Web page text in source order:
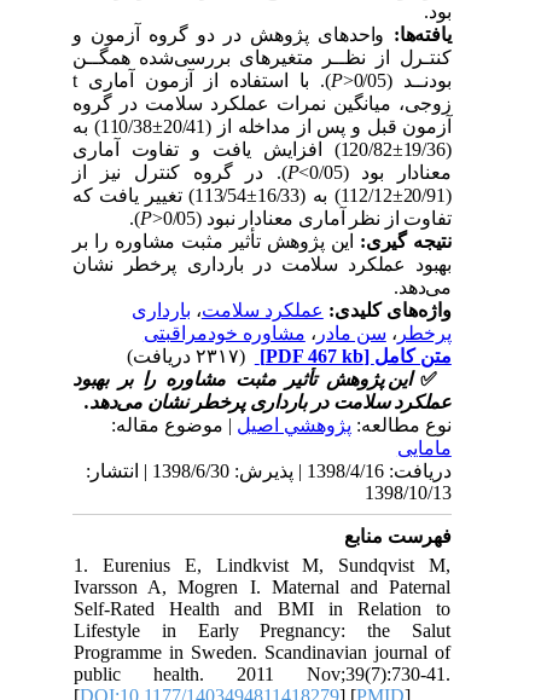
واحدهای پژوهش در دو گروه آزمون و
نظــر متغیرهای بررسی‌شده همگــن
). با استفاده از آزمون آماریt
نمرات عملکرد سلامت در گروه
و پس از مداخله از (20/41
±
110/38) به
120/82) افزایش یافت و تفاوت آماری
P). در گروه کنترل نیز از
±
113/54) تغییر یافت که
آماری معنادار نبود (0/05<
P
).
این پژوهش تأثیر مثبت مشاوره را بر
سلامت در بارداری پرخطر نشان
عملکرد سلامت،بارداری
مشاوره خودمراقبتی
(۲۳۱۷ دریافت)
پژوهش تأثیر مثبت مشاوره را بر بهبود
در بارداری پرخطر نشان می‌دهد.
پژوهشي اصیل| موضوع مقاله:
دریافت: 1398/4/16 | پذیرش: 1398/6/30 | انتشار:
1. Eurenius E, Lindkvist M,
Ivarsson A, Mogren I. Maternal and
Self-Rated Health and BMI in
Lifestyle in Early Pregnancy:
Programme in Sweden. Scandinavian
public health. 2011
[DOI:10.1177/1403494811418279